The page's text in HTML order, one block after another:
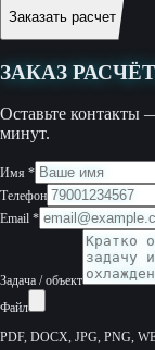
Заказать расчет
ЗАКАЗ
Оставьте контакты
минут.
Имя *
Телефон
Email *
Задача / объект
Файл
PDF, DOCX, JPG, PNG,